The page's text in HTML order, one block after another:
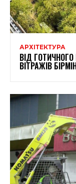
АРХІТЕКТУРА
ВІД
ВІТРАЖІВ